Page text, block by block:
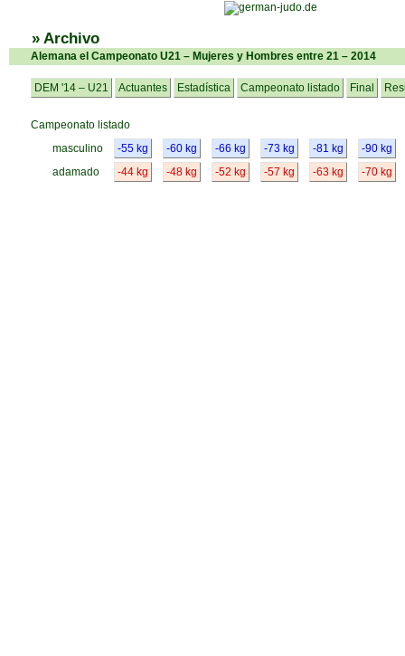
» Archivo
Alemana el Campeonato U21 – Mujeres y Hombres entre 21 – 2014
DEM '14 – U21 Actuantes Estadística Campeonato listado Final
Campeonato listado
masculino
adamado
-55 kg -60 kg -66 kg -73 kg -81 kg
-90 kg
-44 kg
-48 kg -52 kg -57 kg -63 kg -70 kg